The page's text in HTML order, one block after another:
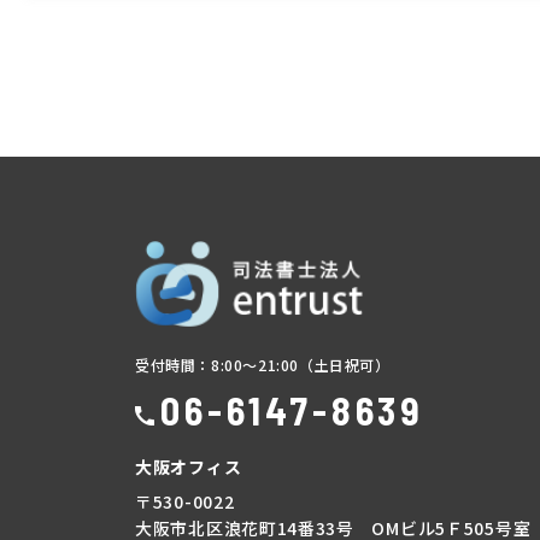
受付時間：8:00～21:00（土日祝可）
06-6147-8639
大阪オフィス
〒530-0022
大阪市北区浪花町14番33号 OMビル5Ｆ505号室